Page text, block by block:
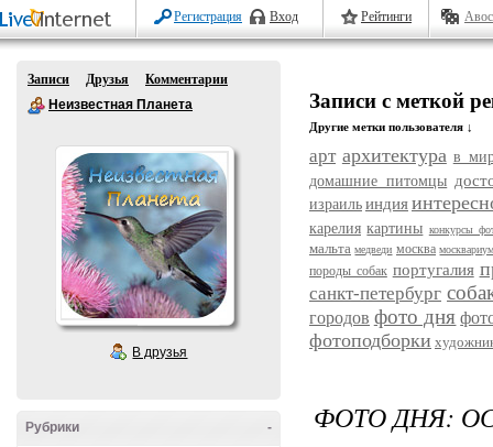
Регистрация Вход Рейтинги
Записи Друзья
Комментарии
Неизвестная Планета
В друзья
-
Рубрики
Записи с меткой
Другие метки пользователя ↓
арт архитектура в
домашние питомцы
израиль индия
карелия картины конкурсы
мальта медведи москва
породы собак португалия
санкт-петербург
городов фото дня
фотоподборки
ФОТО ДНЯ: